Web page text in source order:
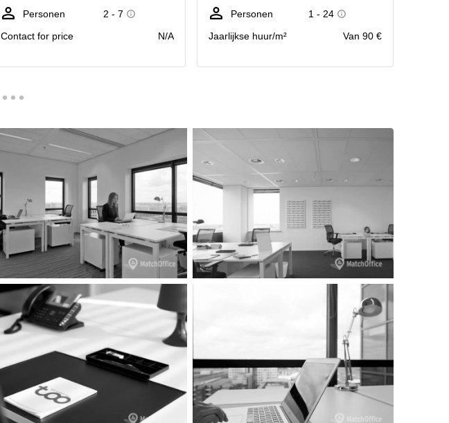
Personen
2 - 7
Contact for price
N/A
Personen
1 - 24
Jaarlijkse huur/m²
Van 90 €